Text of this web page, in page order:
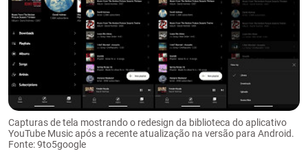
Capturas de tela mostrando o redesign da biblioteca do aplicativo
YouTube Music após a recente atualização na versão para Android.
Fonte: 9to5google